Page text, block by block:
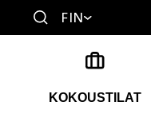
FIN
KOKOUSTILAT